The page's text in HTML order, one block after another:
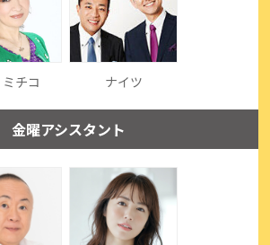
チコ ナイツ
金曜アシスタント